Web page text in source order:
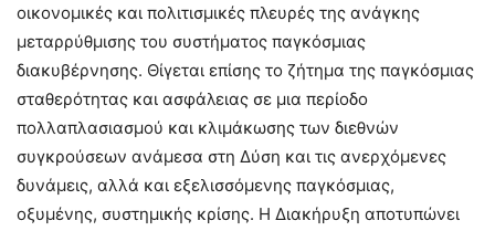
οικονομικές και πολιτισμικές πλευρές της ανάγκης
μεταρρύθμισης του συστήματος παγκόσμιας
διακυβέρνησης. Θίγεται επίσης το ζήτημα της παγκόσμιας
σταθερότητας και ασφάλειας σε μια περίοδο
πολλαπλασιασμού και κλιμάκωσης των διεθνών
συγκρούσεων ανάμεσα στη Δύση και τις ανερχόμενες
δυνάμεις, αλλά και εξελισσόμενης παγκόσμιας,
οξυμένης, συστημικής κρίσης. Η Διακήρυξη αποτυπώνει